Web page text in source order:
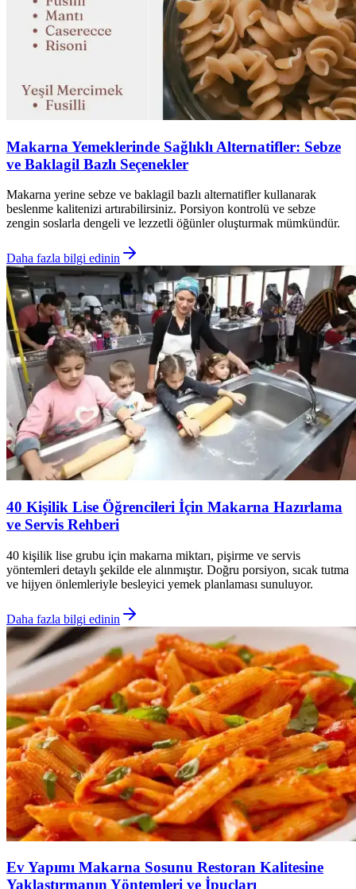
Makarna Yemeklerinde Sağlıklı Alternatifler: Sebze
ve Baklagil Bazlı Seçenekler
Makarna yerine sebze ve baklagil bazlı alternatifler kullanarak
beslenme kalitenizi artırabilirsiniz. Porsiyon kontrolü ve sebze
zengin soslarla dengeli ve lezzetli öğünler oluşturmak mümkündür.
Daha fazla bilgi edinin
40 Kişilik Lise Öğrencileri İçin Makarna Hazırlama
ve Servis Rehberi
40 kişilik lise grubu için makarna miktarı, pişirme ve servis
yöntemleri detaylı şekilde ele alınmıştır. Doğru porsiyon, sıcak tutma
ve hijyen önlemleriyle besleyici yemek planlaması sunuluyor.
Daha fazla bilgi edinin
Ev Yapımı Makarna Sosunu Restoran Kalitesine
Yaklaştırmanın Yöntemleri ve İpuçları